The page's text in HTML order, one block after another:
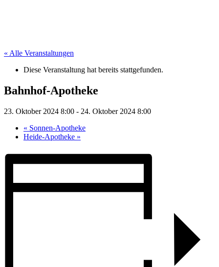
« Alle Veranstaltungen
Diese Veranstaltung hat bereits stattgefunden.
Bahnhof-Apotheke
23. Oktober 2024 8:00 - 24. Oktober 2024 8:00
« Sonnen-Apotheke
Heide-Apotheke »